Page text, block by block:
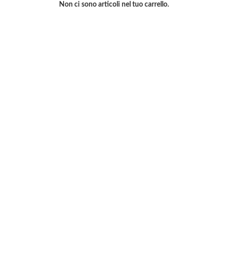
Non ci sono articoli nel tuo carrello.